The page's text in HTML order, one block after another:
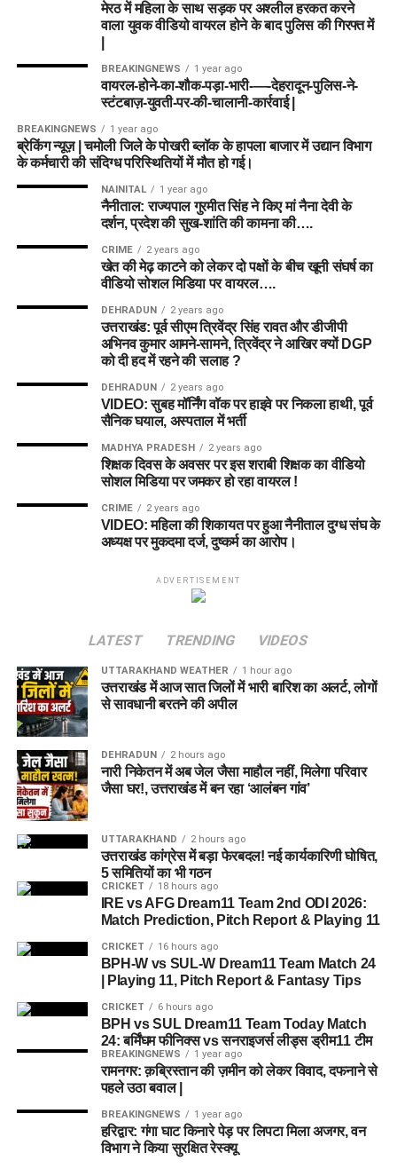
मेरठ में महिला के साथ सड़क पर अश्लील हरकत करने
वाला युवक वीडियो वायरल होने के बाद पुलिस की गिरफ्त में
BREAKINGNEWS 1 year ago
वायरल-होने-का-शौक-पड़ा-भारी-—-देहरादून-पुलिस-ने-
स्टंटबाज़-युवती-पर-की-चालानी-कार्रवाई |
BREAKINGNEWS 1 year ago
ब्रेकिंग न्यूज़ | चमोली जिले के पोखरी ब्लॉक के हापला बाजार में उद्यान विभाग
के कर्मचारी की संदिग्ध परिस्थितियों में मौत हो गई।
NAINITAL 1 year ago
नैनीताल: राज्यपाल गुरमीत सिंह ने किए मां नैना देवी के
दर्शन, प्रदेश की सुख-शांति की कामना की….
CRIME 2 years ago
खेत की मेढ़ काटने को लेकर दो पक्षों के बीच खूनी संघर्ष का
वीडियो सोशल मिडिया पर वायरल….
DEHRADUN 2 years ago
उत्तराखंड: पूर्व सीएम त्रिवेंद्र सिंह रावत और डीजीपी
अभिनव कुमार आमने-सामने, त्रिवेंद्र ने आखिर क्यों DGP
को दी हद में रहने की सलाह ?
DEHRADUN 2 years ago
VIDEO: सुबह मॉर्निंग वॉक पर हाइवे पर निकला हाथी, पूर्व
सैनिक घयाल, अस्पताल में भर्ती
MADHYA PRADESH 2 years ago
शिक्षक दिवस के अवसर पर इस शराबी शिक्षक का वीडियो
सोशल मिडिया पर जमकर हो रहा वायरल !
CRIME 2 years ago
VIDEO: महिला की शिकायत पर हुआ नैनीताल दुग्ध संघ के
अध्यक्ष पर मुकदमा दर्ज, दुष्कर्म का आरोप।
ADVERTISEMENT
LATEST TRENDING VIDEOS
UTTARAKHAND WEATHER 1 hour ago
उत्तराखंड में आज सात जिलों में भारी बारिश का अलर्ट, लोगों
से सावधानी बरतने की अपील
DEHRADUN 2 hours ago
नारी निकेतन में अब जेल जैसा माहौल नहीं, मिलेगा परिवार
जैसा घर!, उत्तराखंड में बन रहा ‘आलंबन गांव’
UTTARAKHAND 2 hours ago
उत्तराखंड कांग्रेस में बड़ा फेरबदल! नई कार्यकारिणी घोषित,
5 समितियों का भी गठन
CRICKET 18 hours ago
IRE vs AFG Dream11 Team 2nd ODI 2026:
Match Prediction, Pitch Report & Playing 11
CRICKET 16 hours ago
BPH-W vs SUL-W Dream11 Team Match 24
| Playing 11, Pitch Report & Fantasy Tips
CRICKET 6 hours ago
BPH vs SUL Dream11 Team Today Match
24: बर्मिंघम फीनिक्स vs सनराइजर्स लीड्स ड्रीम11 टीम
BREAKINGNEWS 1 year ago
रामनगर: क़ब्रिस्तान की ज़मीन को लेकर विवाद, दफनाने से
पहले उठा बवाल |
BREAKINGNEWS 1 year ago
हरिद्वार: गंगा घाट किनारे पेड़ पर लिपटा मिला अजगर, वन
विभाग ने किया सुरक्षित रेस्क्यू